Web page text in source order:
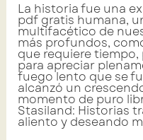
La historia fue una
pdf gratis humana,
multifacético de
más profundos,
que requiere
para apreciar
fuego lento que se
alcanzó un
momento de puro
Stasiland: Historias
aliento y deseando